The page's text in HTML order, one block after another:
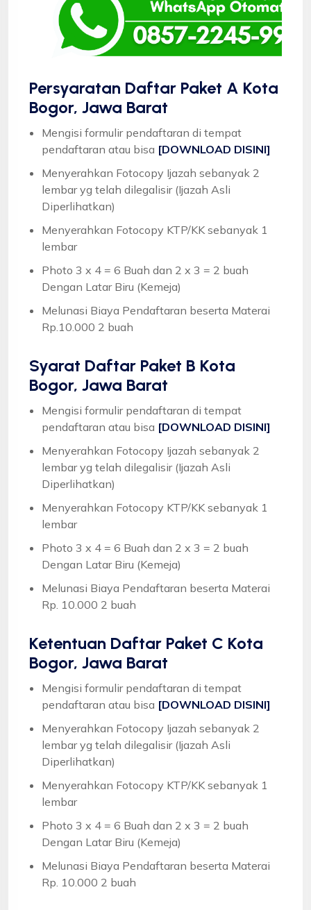
Persyaratan Daftar Paket A Kota
Bogor, Jawa Barat
Mengisi formulir pendaftaran di tempat
pendaftaran atau bisa [DOWNLOAD DISINI]
Menyerahkan Fotocopy Ijazah sebanyak 2
lembar yg telah dilegalisir (Ijazah Asli
Diperlihatkan)
Menyerahkan Fotocopy KTP/KK sebanyak 1
lembar
Photo 3 x 4 = 6 Buah dan 2 x 3 = 2 buah
Dengan Latar Biru (Kemeja)
Melunasi Biaya Pendaftaran beserta Materai
Rp.10.000 2 buah
Syarat Daftar Paket B Kota
Bogor, Jawa Barat
Mengisi formulir pendaftaran di tempat
pendaftaran atau bisa [DOWNLOAD DISINI]
Menyerahkan Fotocopy Ijazah sebanyak 2
lembar yg telah dilegalisir (Ijazah Asli
Diperlihatkan)
Menyerahkan Fotocopy KTP/KK sebanyak 1
lembar
Photo 3 x 4 = 6 Buah dan 2 x 3 = 2 buah
Dengan Latar Biru (Kemeja)
Melunasi Biaya Pendaftaran beserta Materai
Rp. 10.000 2 buah
Ketentuan Daftar Paket C Kota
Bogor, Jawa Barat
Mengisi formulir pendaftaran di tempat
pendaftaran atau bisa [DOWNLOAD DISINI]
Menyerahkan Fotocopy Ijazah sebanyak 2
lembar yg telah dilegalisir (Ijazah Asli
Diperlihatkan)
Menyerahkan Fotocopy KTP/KK sebanyak 1
lembar
Photo 3 x 4 = 6 Buah dan 2 x 3 = 2 buah
Dengan Latar Biru (Kemeja)
Melunasi Biaya Pendaftaran beserta Materai
Rp. 10.000 2 buah